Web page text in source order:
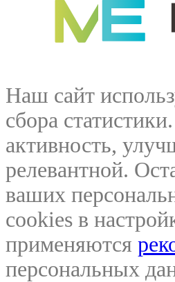
Наш сайт
сбора
активность,
релевантной.
ваших
cookies в
применяются
персональных